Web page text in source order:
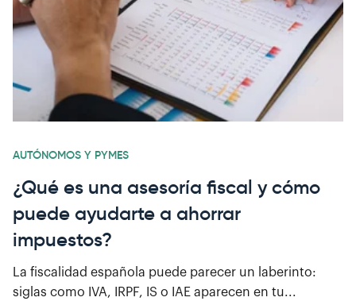
AUTÓNOMOS Y PYMES
¿Qué es una asesoría fiscal y cómo
puede ayudarte a ahorrar
impuestos?
La fiscalidad española puede parecer un laberinto:
siglas como IVA, IRPF, IS o IAE aparecen en tu...